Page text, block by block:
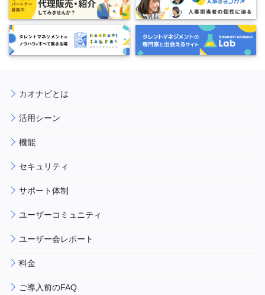
カオナビとは
活用シーン
機能
セキュリティ
サポート体制
ユーザーコミュニティ
ユーザー会レポート
料金
ご導入前のFAQ